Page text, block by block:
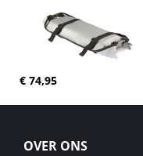
€ 74,95
OVER ONS